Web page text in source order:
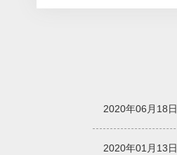
2020年06月18日
2020年01月13日